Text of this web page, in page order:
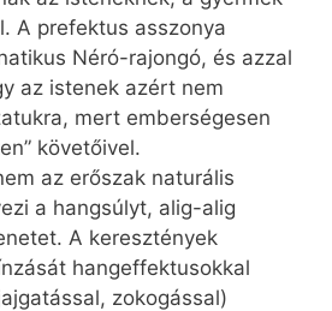
A prefektus asszonya
Néró-rajongó, és azzal
az istenek azért nem
mert emberségesen
követőivel.
az erőszak naturális
a hangsúlyt, alig-alig
A keresztények
hangeffektusokkal
zokogással)